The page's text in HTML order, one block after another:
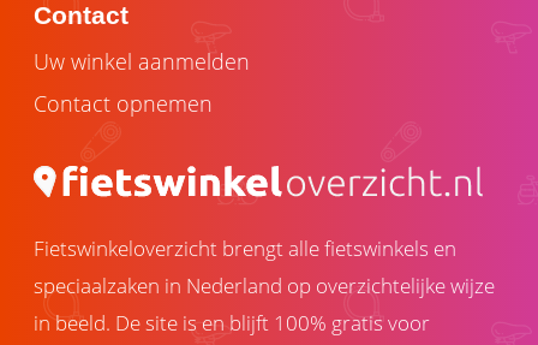
Contact
Uw winkel aanmelden
Contact opnemen
Fietswinkeloverzicht brengt alle fietswinkels en
speciaalzaken in Nederland op overzichtelijke wijze
in beeld. De site is en blijft 100% gratis voor